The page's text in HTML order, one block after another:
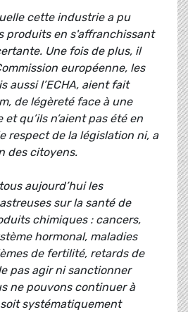
cette industrie a pu
produits en s'affranchissant
Une fois de plus, il
européenne, les
aussi l’ECHA, aient fait
de légèreté face à une
qu’ils n’aient pas été en
respect de la législation ni, a
des citoyens.
aujourd’hui les
sur la santé de
chimiques : cancers,
hormonal, maladies
de fertilité, retards de
pas agir ni sanctionner
ne pouvons continuer à
systématiquement